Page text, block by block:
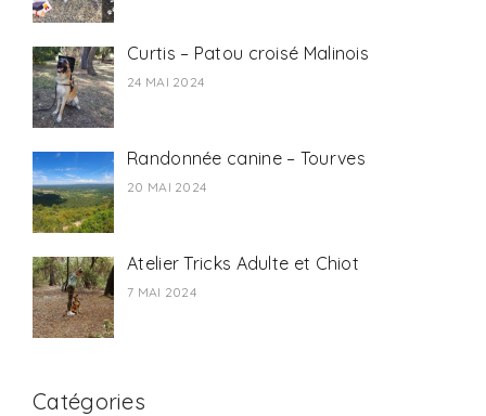
Curtis – Patou croisé Malinois
24 MAI 2024
Randonnée canine – Tourves
20 MAI 2024
Atelier Tricks Adulte et Chiot
7 MAI 2024
Catégories